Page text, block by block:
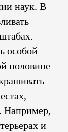
наук. В
особой
половине
Например,
и